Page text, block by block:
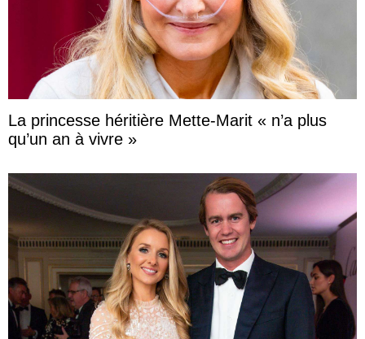
La princesse héritière Mette-Marit « n’a plus
qu’un an à vivre »